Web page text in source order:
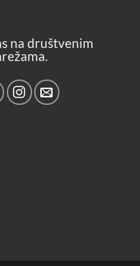
na društvenim